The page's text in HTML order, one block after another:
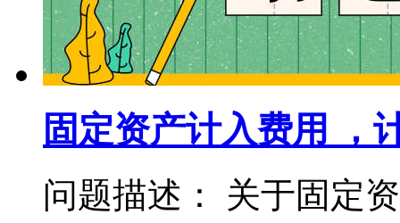
固定资产计入费用 ，
问题描述： 关于固定